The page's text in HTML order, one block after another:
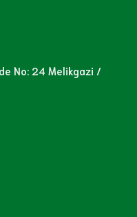
No: 24 Melikgazi /